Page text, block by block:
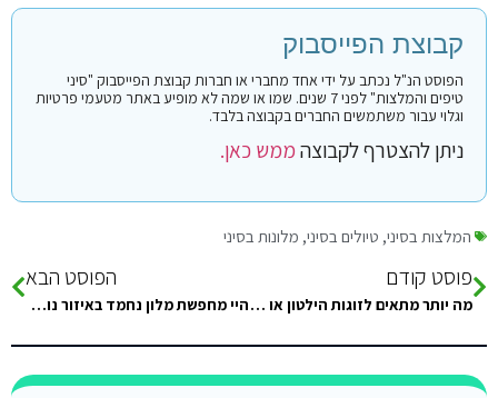
קבוצת הפייסבוק
הפוסט הנ"ל נכתב על ידי אחד מחברי או חברות קבוצת הפייסבוק "סיני
טיפים והמלצות" לפני 7 שנים. שמו או שמה לא מופיע באתר מטעמי פרטיות
וגלוי עבור משתמשים החברים בקבוצה בלבד.
ניתן להצטרף לקבוצהממש כאן.
המלצות בסיני, טיולים בסיני, מלונות בסיני
פוסט קודם
מה יותר מתאים לזוגות הילטון או מובנפיק ומה ההבדל ?
הפוסט הבא
היי מחפשת מלון נחמד באיזור נואיבה וראש שטן לשבועות במחיר שפוי ל 2 זוגות אשמח להמלצות וצירוף מס טלפון…תודה שבוע…